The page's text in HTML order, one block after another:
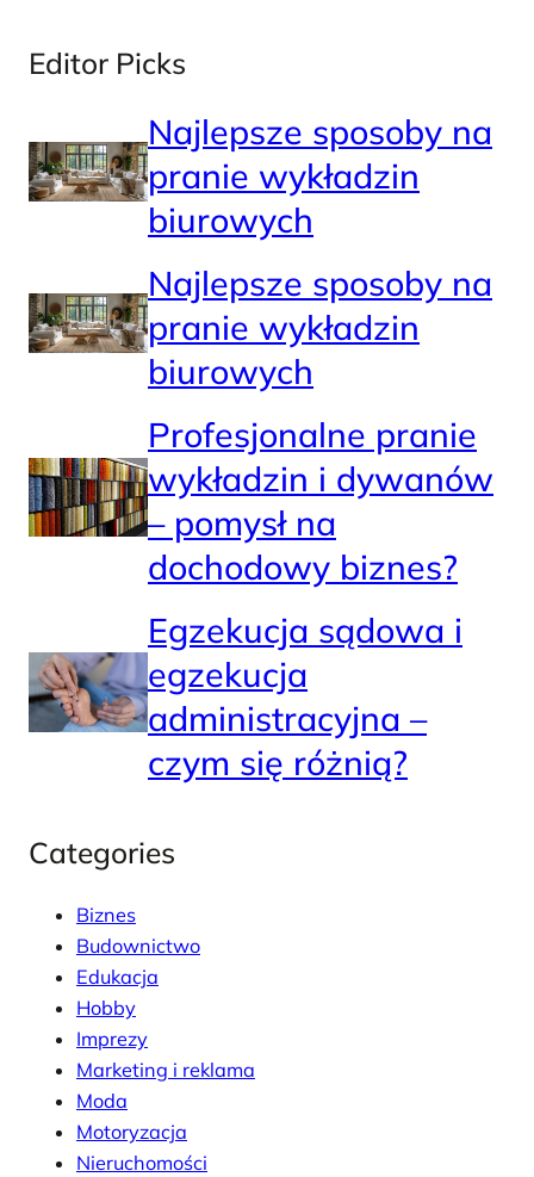
Editor Picks
Najlepsze sposoby na
pranie wykładzin
biurowych
Najlepsze sposoby na
pranie wykładzin
biurowych
Profesjonalne pranie
wykładzin i dywanów
– pomysł na
dochodowy biznes?
Egzekucja sądowa i
egzekucja
administracyjna –
czym się różnią?
Categories
Biznes
Budownictwo
Edukacja
Hobby
Imprezy
Marketing i reklama
Moda
Motoryzacja
Nieruchomości